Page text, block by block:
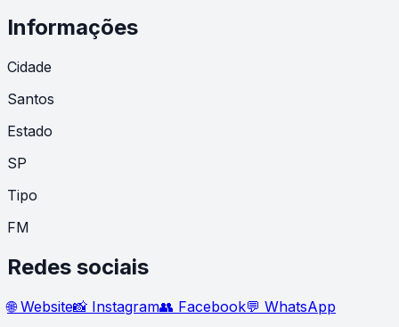
Informações
Cidade
Santos
Estado
SP
Tipo
FM
Redes sociais
🌐 Website📸 Instagram👥 Facebook💬 WhatsApp